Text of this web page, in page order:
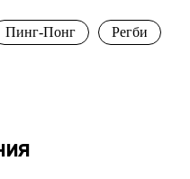
Пинг-Понг Регби